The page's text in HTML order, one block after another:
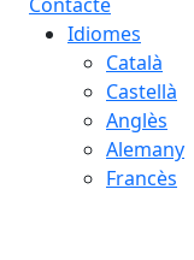
Idiomes
Català
Castellà
Anglès
Alemany
Francès